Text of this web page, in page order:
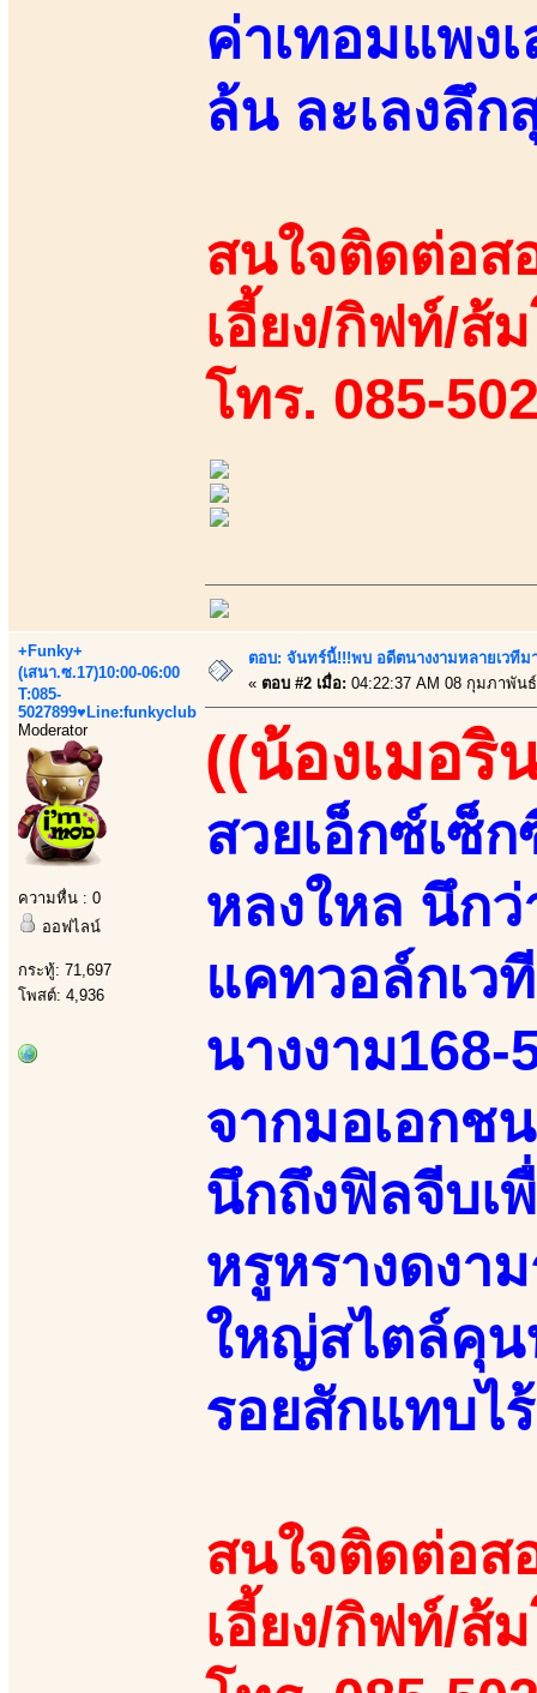
ค่าเทอมแพง
ล้น ละเลงลึ
สนใจติดต่อส
เอี้ยง/กิฟท์/ส้
โทร. 085-
+Funky+
(เสนา.ซ.17)10:00-06:00
T:085-
5027899♥Line:funkyclub
Moderator
ความหื่น : 0
ออฟไลน์
กระทู้: 71,697
โพสต์: 4,936
ตอบ: จันทร์นี้!!!พบ อดีตนางงามหลายเวที
« ตอบ #2 เมื่อ: 04:22:37 AM 08 กุมภาพัน
((น้องเมอริ
สวยเอ็กซ์เซ็
หลงใหล นึก
แคทวอล์กเว
นางงาม168-
จากมอเอกช
นึกถึงฟิลจีบเ
หรูหรางดงา
ใหญ่สไตล์คุน
รอยสักแทบไ
สนใจติดต่อส
เอี้ยง/กิฟท์/ส้